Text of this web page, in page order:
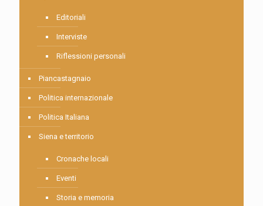
Editoriali
Interviste
Riflessioni personali
Piancastagnaio
Politica internazionale
Politica Italiana
Siena e territorio
Cronache locali
Eventi
Storia e memoria